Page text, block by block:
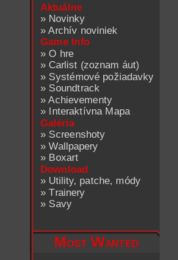
Aktuálne
» Novinky
»Archív noviniek
Game Info
»O hre
» Carlist (zoznam áut)
» Systémové požiadavky
» Soundtrack
»Achievementy
» Interaktívna Mapa
Galéria
» Screenshoty
»Wallpapery
» Boxart
Download
» Utility, patche, módy
»Trainery
» Savy
Most Wanted